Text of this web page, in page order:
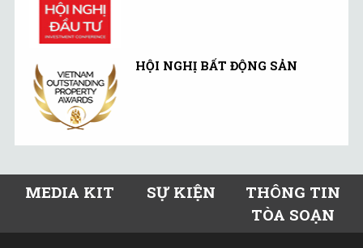
HỘI NGHỊ BẤT ĐỘNG SẢN
MEDIA KIT SỰ KIỆN
THÔNG TIN
TÒA SOẠN